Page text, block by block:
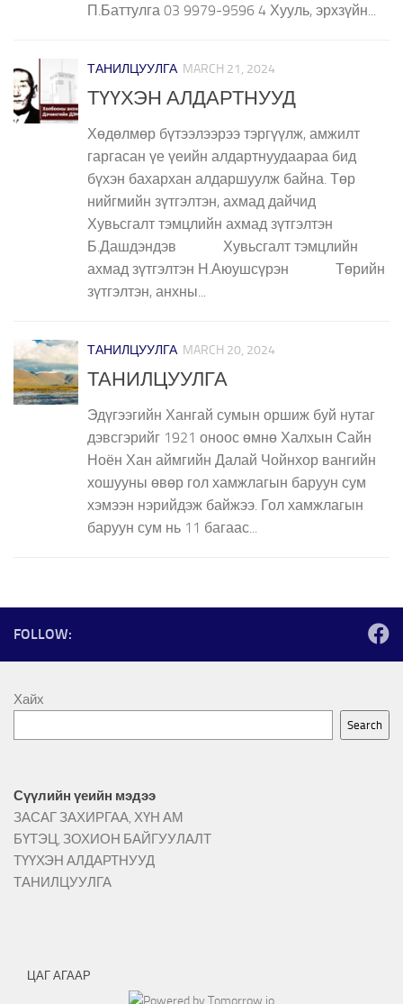
П.Баттулга 03 9979-9596 4 Хууль, эрхзүйн...
ТАНИЛЦУУЛГА MARCH 21, 2024
ТҮҮХЭН АЛДАРТНУУД
Хөдөлмөр бүтээлээрээ тэргүүлж, амжилт
гаргасан үе үеийн алдартнуудаараа бид
бүхэн бахархан алдаршуулж байна. Төр
нийгмийн зүтгэлтэн, ахмад дайчид
Хувьсгалт тэмцлийн ахмад зүтгэлтэн
Б.Дашдэндэв Хувьсгалт тэмцлийн
ахмад зүтгэлтэн Н.Аюушсүрэн Төрийн
зүтгэлтэн, анхны...
ТАНИЛЦУУЛГА MARCH 20, 2024
ТАНИЛЦУУЛГА
Эдүгээгийн Хангай сумын оршиж буй нутаг
дэвсгэрийг 1921 оноос өмнө Халхын Сайн
Ноён Хан аймгийн Далай Чойнхор вангийн
хошууны өвөр гол хамжлагын баруун сум
хэмээн нэрийдэж байжээ. Гол хамжлагын
баруун сум нь 11 багаас...
FOLLOW:
Хайх
Search
Сүүлийн үеийн мэдээ
ЗАСАГ ЗАХИРГАА, ХҮН АМ
БҮТЭЦ, ЗОХИОН БАЙГУУЛАЛТ
ТҮҮХЭН АЛДАРТНУУД
ТАНИЛЦУУЛГА
ЦАГ АГААР